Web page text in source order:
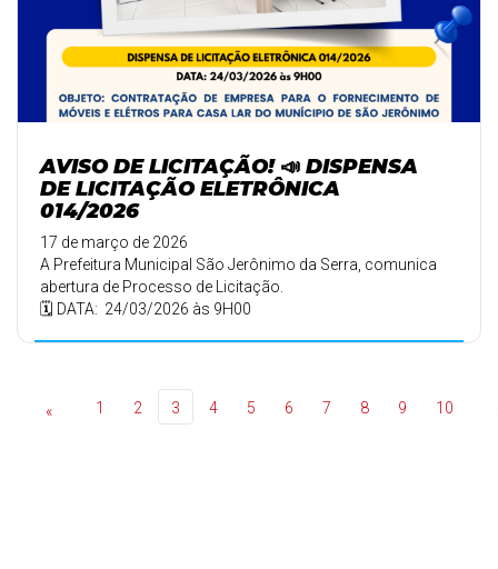
AVISO DE LICITAÇÃO! 📣 DISPENSA
DE LICITAÇÃO ELETRÔNICA
014/2026
17 de março de 2026
A Prefeitura Municipal São Jerônimo da Serra, comunica
abertura de Processo de Licitação.
🗓️ DATA: 24/03/2026 às 9H00
« 1 2 3 4 5 6 7 8 9 10